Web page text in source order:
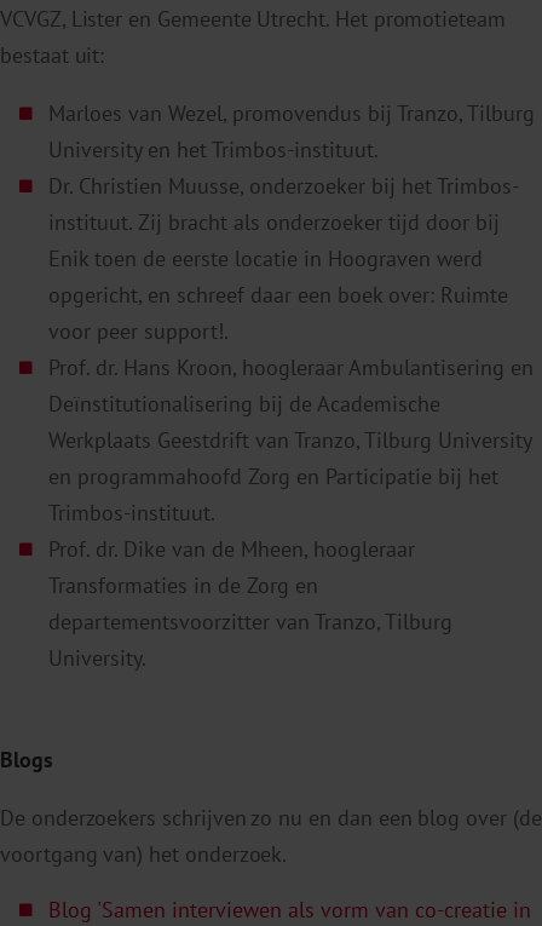
VCVGZ, Lister en Gemeente Utrecht. Het promotieteam
bestaat uit:
Marloes van Wezel, promovendus bij Tranzo, Tilburg
University en het Trimbos-instituut.
Dr. Christien Muusse, onderzoeker bij het Trimbos-
instituut. Zij bracht als onderzoeker tijd door bij
Enik toen de eerste locatie in Hoograven werd
opgericht, en schreef daar een boek over: Ruimte
voor peer support!.
Prof. dr. Hans Kroon, hoogleraar Ambulantisering en
Deïnstitutionalisering bij de Academische
Werkplaats Geestdrift van Tranzo, Tilburg University
en programmahoofd Zorg en Participatie bij het
Trimbos-instituut.
Prof. dr. Dike van de Mheen, hoogleraar
Transformaties in de Zorg en
departementsvoorzitter van Tranzo, Tilburg
University.
Blogs
De onderzoekers schrijven zo nu en dan een blog over (de
voortgang van) het onderzoek.
Blog 'Samen interviewen als vorm van co-creatie in